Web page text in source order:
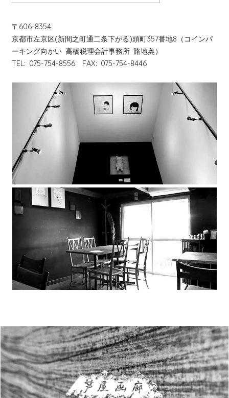
〒606-8354
京都市左京区(新間之町通二条下がる)頭町357番地8（コインパ
ーキング向かい 高橋税理会計事務所 路地奥）
TEL: 075-754-8556 FAX: 075-754-8446